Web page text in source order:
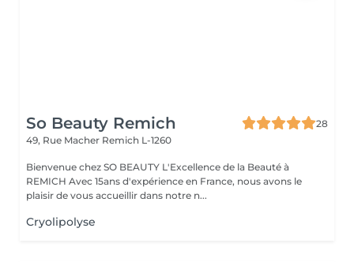
So Beauty Remich
28
49, Rue Macher Remich L-1260
Bienvenue chez SO BEAUTY L'Excellence de la Beauté à
REMICH Avec 15ans d'expérience en France, nous avons le
plaisir de vous accueillir dans notre n...
Cryolipolyse